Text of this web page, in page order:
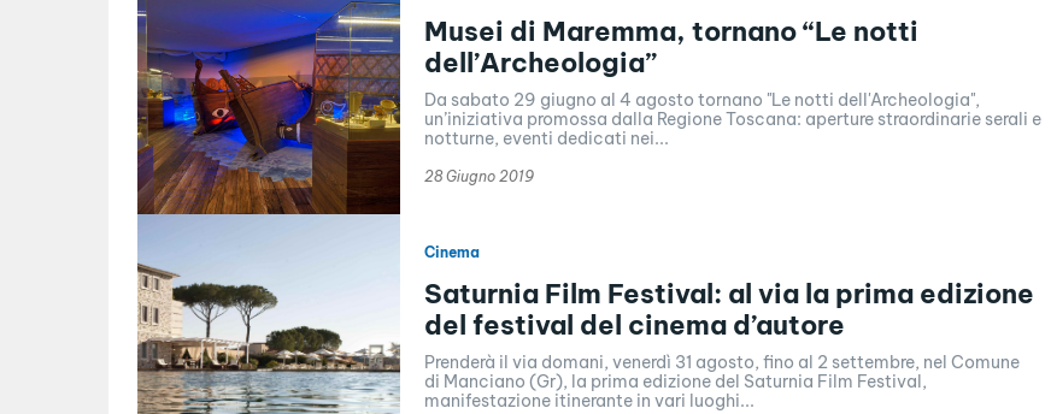
Musei di Maremma, tornano “Le notti
dell’Archeologia”
Da sabato 29 giugno al 4 agosto tornano "Le notti dell'Archeologia",
un’iniziativa promossa dalla Regione Toscana: aperture straordinarie serali e
notturne, eventi dedicati nei...
28 Giugno 2019
Cinema
Saturnia Film Festival: al via la prima edizione
del festival del cinema d’autore
Prenderà il via domani, venerdì 31 agosto, fino al 2 settembre, nel Comune
di Manciano (Gr), la prima edizione del Saturnia Film Festival,
manifestazione itinerante in vari luoghi...